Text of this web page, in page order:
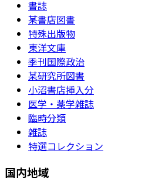
書誌
某書店図書
特殊出版物
東洋文庫
季刊国際政治
某研究所図書
小沼書店挿入分
医学・薬学雑誌
臨時分類
雑誌
特選コレクション
国内地域